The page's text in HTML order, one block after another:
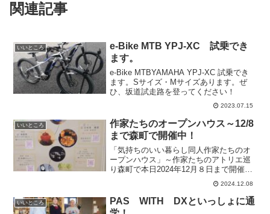
関連記事
いいところ
e-Bike MTB YPJ-XC 試乗でき
ます。
e-Bike MTBYAMAHA YPJ-XC 試乗でき
ます。Sサイズ・Mサイズあります。ぜ
ひ、坂道試走路を登ってください！
2023.07.15
いいところ
作家たちのオープンハウス～12/8
まで森町で開催中！
「気持ちのいい暮らし同人作家たちのオ
ープンハウス」～作家たちのアトリエ巡
り森町で本日2024年12月８日まで開催さ
れています！ＡＭ１０～ＰＭ４森町＆近
隣の陶芸、ガラス、古布・刺し子・キッ
シュ・カフェ・版画ｅｔｃ様々な作家さ
んたちのアトリエ巡...
2024.12.08
いいところ
PAS WITH DXといっしょに通